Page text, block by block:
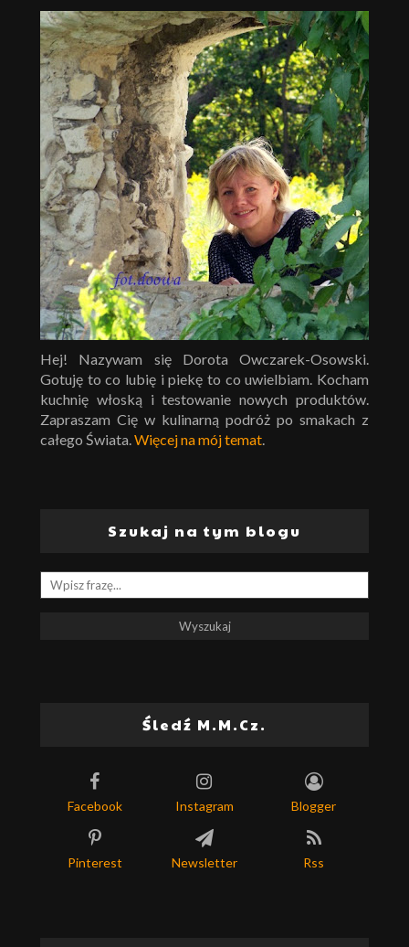
Hej! Nazywam się Dorota Owczarek-Osowski.
Gotuję to co lubię i piekę to co uwielbiam. Kocham
kuchnię włoską i testowanie nowych produktów.
Zapraszam Cię w kulinarną podróż po smakach z
całego Świata.Więcej na mój temat.
Szukaj na tym blogu
Śledź M.M.Cz.
Facebook Instagram Blogger
Pinterest Newsletter Rss